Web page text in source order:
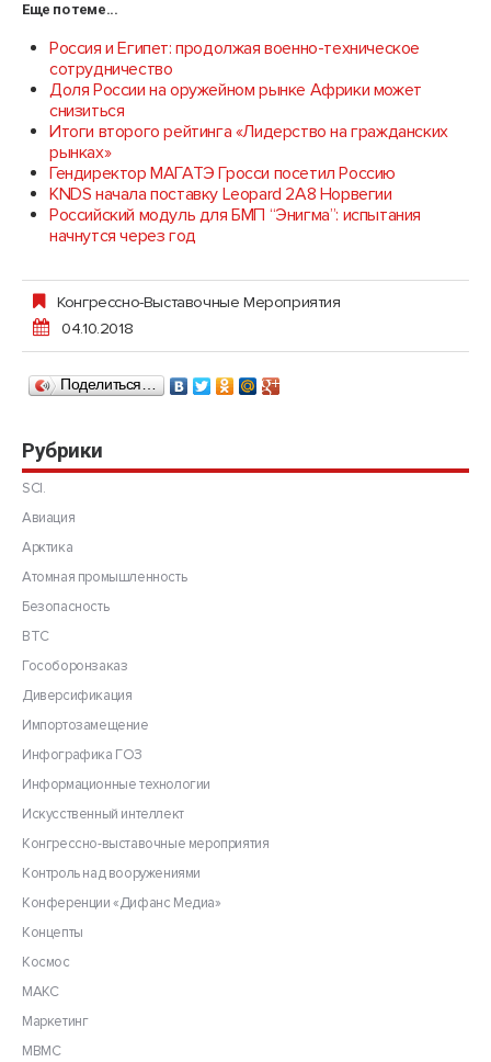
Еще по теме...
Россия и Египет: продолжая военно-техническое
сотрудничество
Доля России на оружейном рынке Африки может
снизиться
Итоги второго рейтинга «Лидерство на гражданских
рынках»
Гендиректор МАГАТЭ Гросси посетил Россию
KNDS начала поставку Leopard 2A8 Норвегии
Российский модуль для БМП “Энигма”: испытания
начнутся через год
Конгрессно-Выставочные Мероприятия
04.10.2018
Поделиться…
Рубрики
SCI.
Авиация
Арктика
Атомная промышленность
Безопасность
ВТС
Гособоронзаказ
Диверсификация
Импортозамещение
Инфографика ГОЗ
Информационные технологии
Искусственный интеллект
Конгрессно-выставочные мероприятия
Контроль над вооружениями
Конференции «Дифанс Медиа»
Концепты
Космос
МАКС
Маркетинг
МВМС